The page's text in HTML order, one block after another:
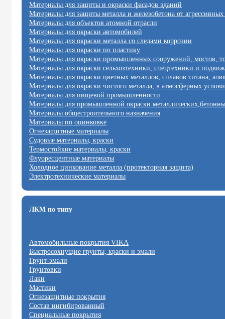
Материалы для защиты и окраски фасадов зданий
Материалы для защиты металла и железобетона от агрессивных
Материалы для объектов атомной отрасли
Материалы для окраски автомобилей
Материалы для окраски металла со следами коррозии
Материалы для окраски по пластику
Материалы для окраски промышленных сооружений, мостов,
Материалы для окраски сельхозтехники, спецтехники и
Материалы для окраски цветных металлов, сплавов титана,
Материалы для окраски чистого металла, в атмосферных
Материалы для пищевой промышленности
Материалы для промышленной окраски
Материалы общестроительного назначения
Материалы по оцинковке
Огнезащитные материалы
Судовые материалы, краски
Термостойкие материалы, краски
Флуоресцентные материалы
Холодное цинкование металла (протекторная защита)
Электротехнические материалы
ЛКМ по типу
Автомобильные покрытия VIKA
Быстросохнущие грунты, краски и эмали
Грунт-эмали
Грунтовки
Лаки
Мастики
Огнезащитные покрытия
Состав ингибированный
Специальные покрытия